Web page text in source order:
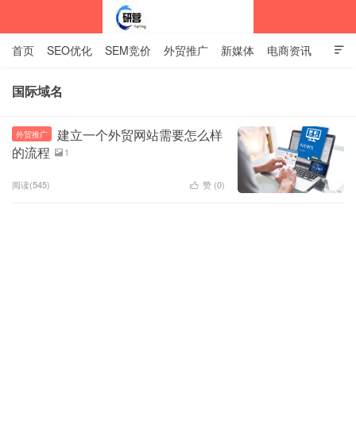
中标企业资讯站

首页 SEO优化 SEM竞价 外贸推广 新媒体 电商资讯
网站建设
国际域名
外贸推广
建立一个外贸网站需要怎么样
的流程
 1
阅读(545)  赞 (0)